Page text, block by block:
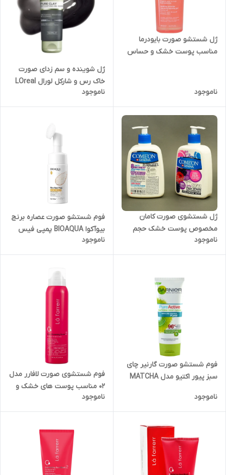
ژل شستشو صورت بایودرما
مناسب پوست خشک و حساس
ناموجود
ژل شوینده و سم زدای صورت
خاک رس و شارکل لورال LOreal
150 میلی لیتر
ناموجود
ژل شستشوی صورت کامان
مخصوص پوست خشک حجم
۵۰۰ میل
ناموجود
فوم شستشو صورت عصاره برنج
بیوآکوا BIOAQUA پمپی فیس
براش دار
ناموجود
فوم شستشو صورت گارنیر چای
سبز پیور اکتیو مدل MATCHA
ناموجود
فوم شستشوی صورت لافارر مدل
02 مناسب پوست های خشک و
حساس حجم 150 میلی لیتر
ناموجود